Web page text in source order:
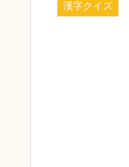
漢字クイズ